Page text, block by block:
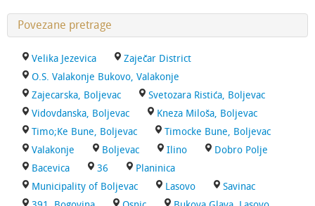
Povezane pretrage
Velika Jezevica
Zaječar District
O.S. Valakonje Bukovo, Valakonje
Zajecarska, Boljevac
Svetozara Ristića, Boljevac
Vidovdanska, Boljevac
Kneza Miloša, Boljevac
Timo;Ke Bune, Boljevac
Timocke Bune, Boljevac
Valakonje
Boljevac Ilino
Dobro Polje
Bacevica
36
Planinica
Municipality of Boljevac
Lasovo
Savinac